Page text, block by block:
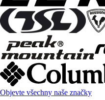
Objevte všechny naše značky